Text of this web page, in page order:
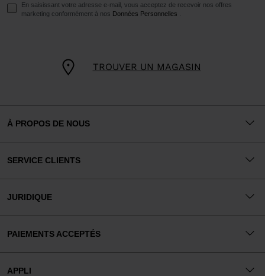
TROUVER UN MAGASIN
En saisissant votre adresse e-mail, vous acceptez de recevoir nos offres
marketing conformément à nos Données Personnelles
À PROPOS DE NOUS
SERVICE CLIENTS
JURIDIQUE
PAIEMENTS ACCEPTÉS
APPLI